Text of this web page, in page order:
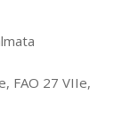
FAO 27 VIIe,